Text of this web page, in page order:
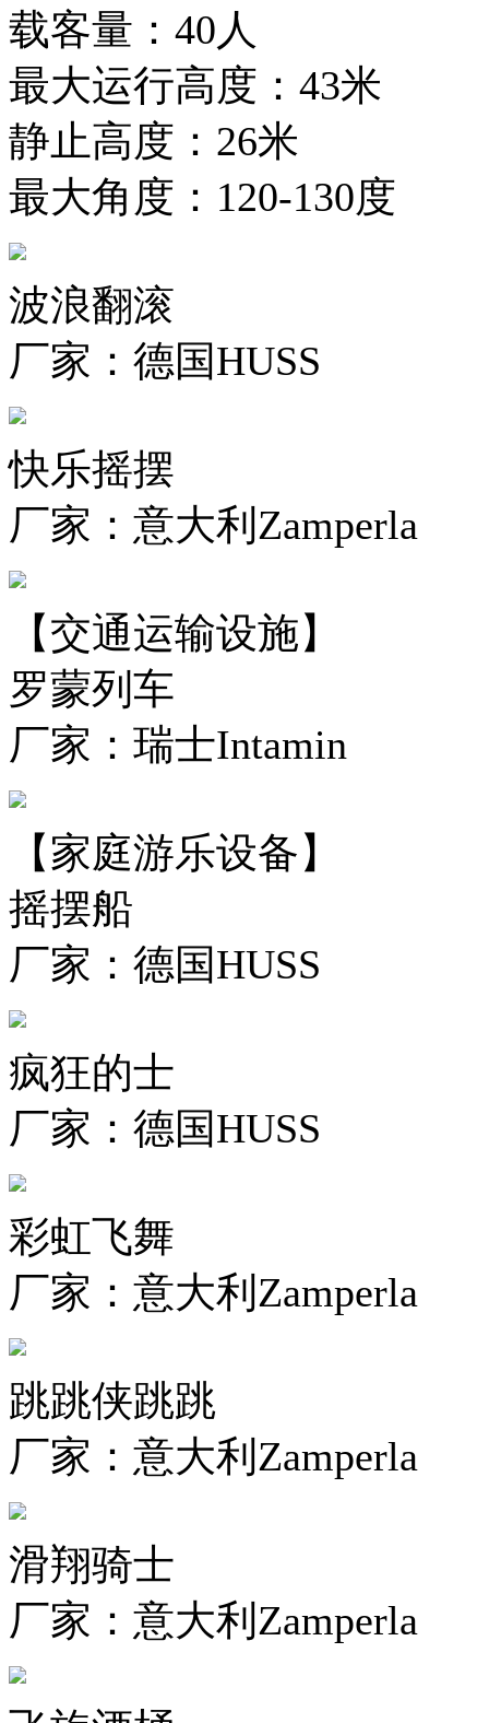
载客量：40人
最大运行高度：43米
静止高度：26米
最大角度：120-130度
波浪翻滚
厂家：德国HUSS
快乐摇摆
厂家：意大利Zamperla
【交通运输设施】
罗蒙列车
厂家：瑞士Intamin
【家庭游乐设备】
摇摆船
厂家：德国HUSS
疯狂的士
厂家：德国HUSS
彩虹飞舞
厂家：意大利Zamperla
跳跳侠跳跳
厂家：意大利Zamperla
滑翔骑士
厂家：意大利Zamperla